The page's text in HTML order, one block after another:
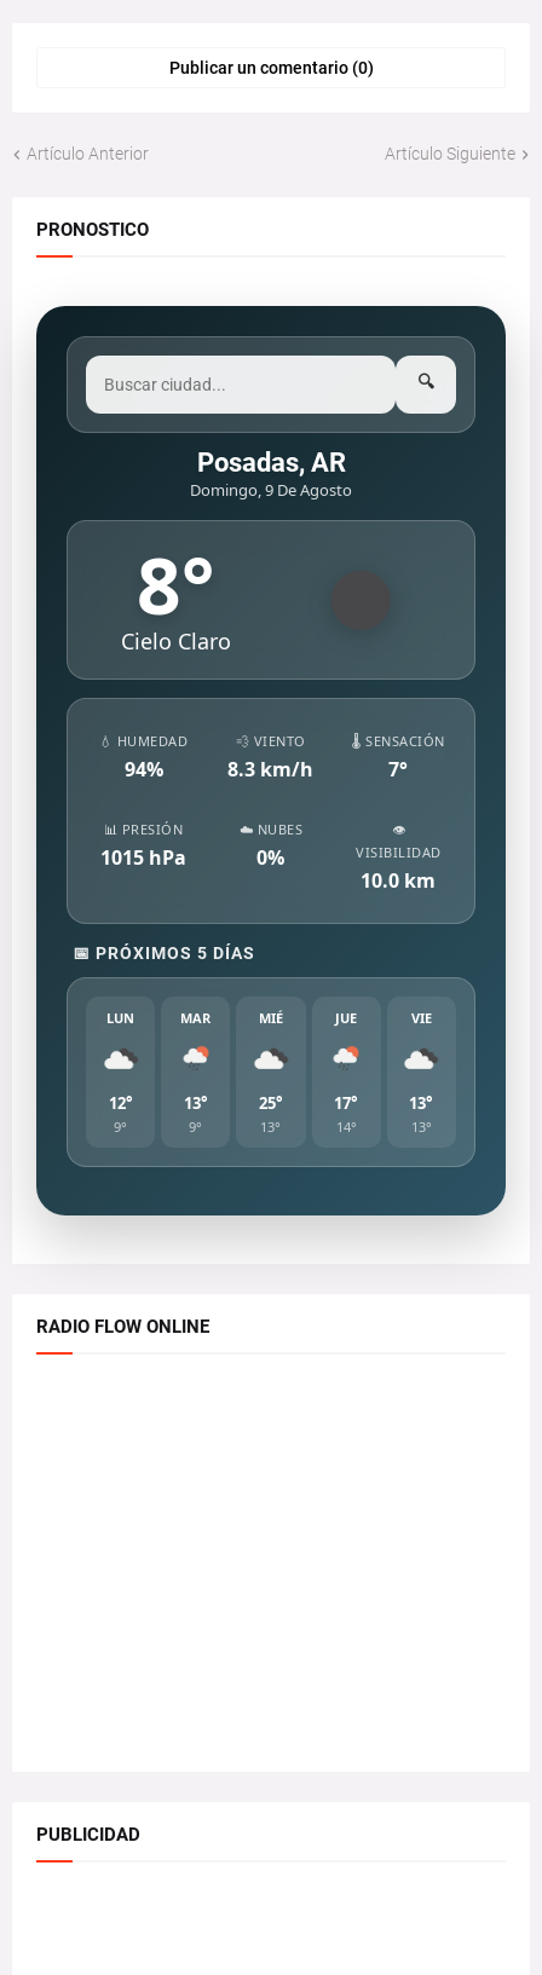
Publicar un comentario (0)
Artículo Anterior Artículo Siguiente
PRONOSTICO
🔍
Posadas, AR
Domingo, 9 De Agosto
8°
Cielo Claro
💧 HUMEDAD
94%
💨 VIENTO
8.3 km/h
🌡️ SENSACIÓN
7°
📊 PRESIÓN
1015 hPa
☁️ NUBES
0%
👁️
VISIBILIDAD
10.0 km
📅 PRÓXIMOS 5 DÍAS
LUN
12°
9°
MAR
13°
9°
MIÉ
25°
13°
JUE
17°
14°
VIE
13°
13°
RADIO FLOW ONLINE
PUBLICIDAD